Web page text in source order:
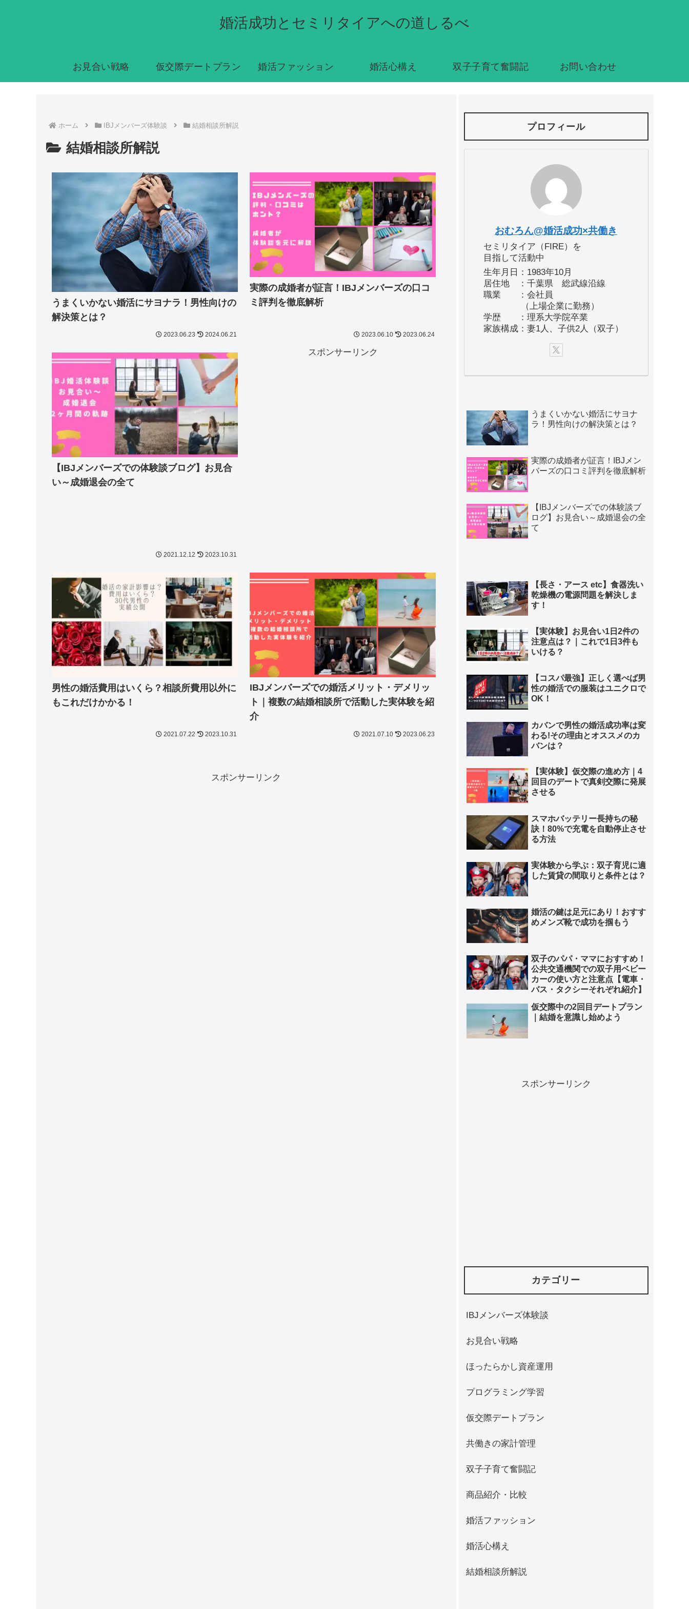
婚活成功とセミリタイアへの道しるべ
お見合い戦略 仮交際デートプラン 婚活ファッション 婚活心構え 双子子育て奮闘記 お問い合わせ
ホーム IBJメンバーズ体験談 結婚相談所解説
結婚相談所解説
うまくいかない婚活にサヨナラ！男性向けの
解決策とは？
2023.06.23 2024.06.21
実際の成婚者が証言！IBJメンバーズの口コ
ミ評判を徹底解析
2023.06.10 2023.06.24
【IBJメンバーズでの体験談ブログ】お見合
い～成婚退会の全て
2021.12.12 2023.10.31
スポンサーリンク
男性の婚活費用はいくら？相談所費用以外に
もこれだけかかる！
2021.07.22 2023.10.31
IBJメンバーズでの婚活メリット・デメリッ
ト｜複数の結婚相談所で活動した実体験を紹
介
2021.07.10 2023.06.23
スポンサーリンク
プロフィール
おむろん@婚活成功×共働き
セミリタイア（FIRE）を
目指して活動中
生年月日：1983年10月
居住地 ：千葉県 総武線沿線
職業 ：会社員
（上場企業に勤務）
学歴 ：理系大学院卒業
家族構成：妻1人、子供2人（双子）
うまくいかない婚活にサヨナ
ラ！男性向けの解決策とは？
実際の成婚者が証言！IBJメン
バーズの口コミ評判を徹底解析
【IBJメンバーズでの体験談ブ
ログ】お見合い～成婚退会の全
て
【長さ・アース etc】食器洗い
乾燥機の電源問題を解決しま
す！
【実体験】お見合い1日2件の
注意点は？｜これで1日3件も
いける？
【コスパ最強】正しく選べば男
性の婚活での服装はユニクロで
OK！
カバンで男性の婚活成功率は変
わる!その理由とオススメのカ
バンは？
【実体験】仮交際の進め方｜4
回目のデートで真剣交際に発展
させる
スマホバッテリー長持ちの秘
訣！80%で充電を自動停止させ
る方法
実体験から学ぶ：双子育児に適
した賃貸の間取りと条件とは？
婚活の鍵は足元にあり！おすす
めメンズ靴で成功を掴もう
双子のパパ・ママにおすすめ！
公共交通機関での双子用ベビー
カーの使い方と注意点【電車・
バス・タクシーそれぞれ紹介】
仮交際中の2回目デートプラン
｜結婚を意識し始めよう
スポンサーリンク
カテゴリー
IBJメンバーズ体験談
お見合い戦略
ほったらかし資産運用
プログラミング学習
仮交際デートプラン
共働きの家計管理
双子子育て奮闘記
商品紹介・比較
婚活ファッション
婚活心構え
結婚相談所解説